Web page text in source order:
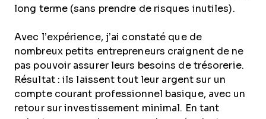
long terme (sans prendre de risques inutiles).
Avec l’expérience, j’ai constaté que de
nombreux petits entrepreneurs craignent de ne
pas pouvoir assurer leurs besoins de trésorerie.
Résultat : ils laissent tout leur argent sur un
compte courant professionnel basique, avec un
retour sur investissement minimal. En tant